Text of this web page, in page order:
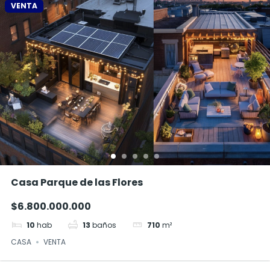
VENTA
Casa Parque de las Flores
$6.800.000.000
10 hab 13 baños 710 m²
CASA
VENTA